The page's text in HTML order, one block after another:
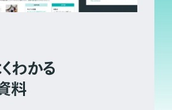
わかる
料